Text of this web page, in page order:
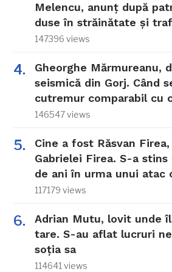
Melencu, anunț după
duse în străinătate și
147396 views
Gheorghe Mărmureanu,
seismică din Gorj. Când
cutremur comparabil cu
146547 views
Cine a fost Răsvan
Gabrielei Firea. S-a
de ani în urma unui atac
117179 views
Adrian Mutu, lovit unde
tare. S-au aflat lucruri
soția sa
114641 views